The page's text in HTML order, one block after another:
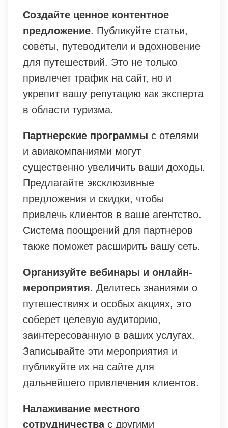
Создайте ценное контентное
предложение. Публикуйте статьи,
советы, путеводители и вдохновение
для путешествий. Это не только
привлечет трафик на сайт, но и
укрепит вашу репутацию как эксперта
в области туризма.
Партнерские программы с отелями
и авиакомпаниями могут
существенно увеличить ваши доходы.
Предлагайте эксклюзивные
предложения и скидки, чтобы
привлечь клиентов в ваше агентство.
Система поощрений для партнеров
также поможет расширить вашу сеть.
Организуйте вебинары и онлайн-
мероприятия. Делитесь знаниями о
путешествиях и особых акциях, это
соберет целевую аудиторию,
заинтересованную в ваших услугах.
Записывайте эти мероприятия и
публикуйте их на сайте для
дальнейшего привлечения клиентов.
Налаживание местного
сотрудничествас другими